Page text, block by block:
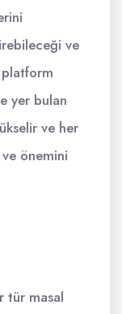
ve
yer bulan
ve her
önemini
tür masal